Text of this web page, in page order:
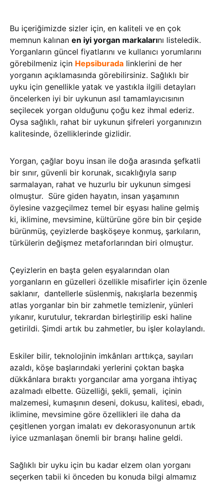
Bu içeriğimizde sizler için, en kaliteli ve en çok
memnun kalınan en iyi yorgan markalarını listeledik.
Yorganların güncel fiyatlarını ve kullanıcı yorumlarını
görebilmeniz için Hepsiburada linklerini de her
yorganın açıklamasında görebilirsiniz. Sağlıklı bir
uyku için genellikle yatak ve yastıkla ilgili detayları
öncelerken iyi bir uykunun asıl tamamlayıcısının
seçilecek yorgan olduğunu çoğu kez ihmal ederiz.
Oysa sağlıklı, rahat bir uykunun şifreleri yorganınızın
kalitesinde, özelliklerinde gizlidir.
Yorgan, çağlar boyu insan ile doğa arasında şefkatli
bir sınır, güvenli bir korunak, sıcaklığıyla sarıp
sarmalayan, rahat ve huzurlu bir uykunun simgesi
olmuştur. Süre giden hayatın, insan yaşamının
öylesine vazgeçilmez temel bir eşyası haline gelmiş
ki, iklimine, mevsimine, kültürüne göre bin bir çeşide
bürünmüş, çeyizlerde başköşeye konmuş, şarkıların,
türkülerin değişmez metaforlarından biri olmuştur.
Çeyizlerin en başta gelen eşyalarından olan
yorganların en güzelleri özellikle misafirler için özenle
saklanır, dantellerle süslenmiş, nakışlarla bezenmiş
atlas yorganlar bin bir zahmetle temizlenir, yünleri
yıkanır, kurutulur, tekrardan birleştirilip eski haline
getirildi. Şimdi artık bu zahmetler, bu işler kolaylandı.
Eskiler bilir, teknolojinin imkânları arttıkça, sayıları
azaldı, köşe başlarındaki yerlerini çoktan başka
dükkânlara bıraktı yorgancılar ama yorgana ihtiyaç
azalmadı elbette. Güzelliği, şekli, şemali, içinin
malzemesi, kumaşının deseni, dokusu, kalitesi, ebadı,
iklimine, mevsimine göre özellikleri ile daha da
çeşitlenen yorgan imalatı ev dekorasyonunun artık
iyice uzmanlaşan önemli bir branşı haline geldi.
Sağlıklı bir uyku için bu kadar elzem olan yorganı
seçerken tabii ki önceden bu konuda bilgi almamız